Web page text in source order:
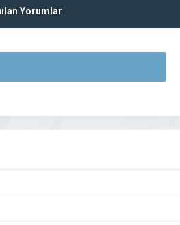
Yorumlar